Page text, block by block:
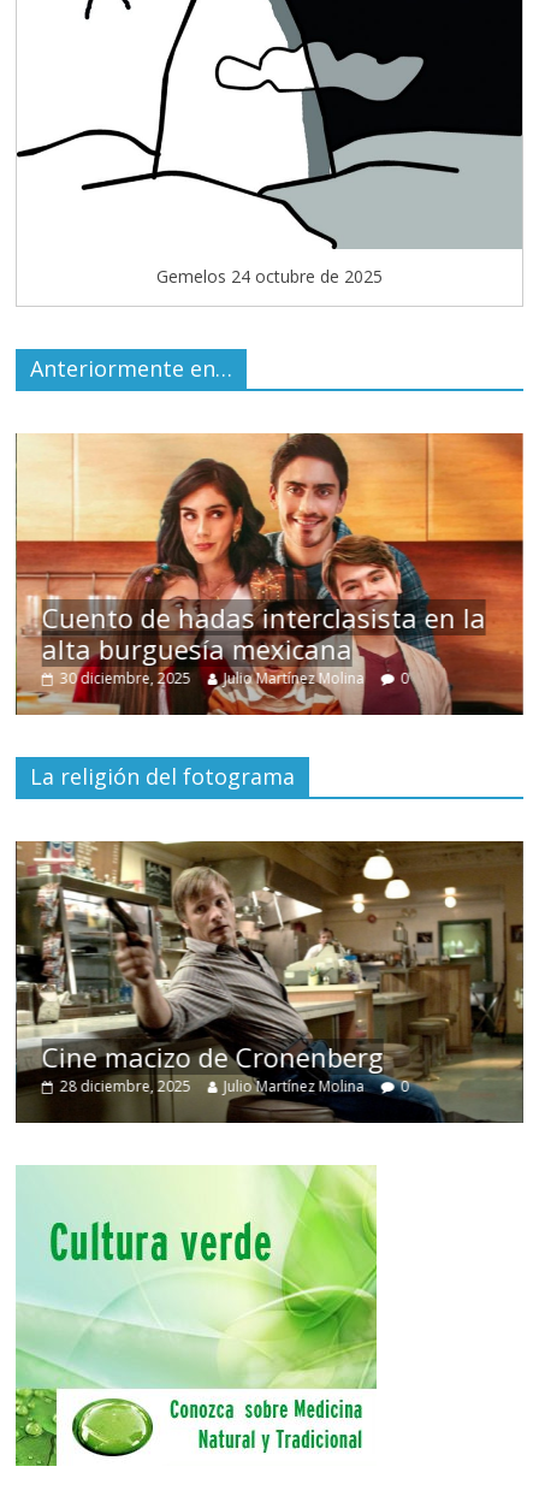
Gemelos 24 octubre de 2025
Anteriormente en…
Cuento de hadas interclasista en la
alta burguesía mexicana
30 diciembre, 2025 Julio Martínez Molina 0
La religión del fotograma
Cine macizo de Cronenberg
28 diciembre, 2025 Julio Martínez Molina 0